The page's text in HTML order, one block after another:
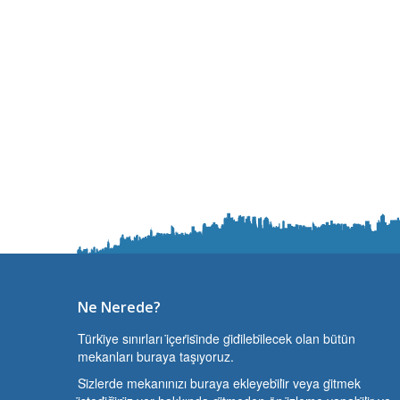
Ne Nerede?
Türki̇ye sınırları i̇çeri̇si̇nde gi̇di̇lebi̇lecek olan bütün
mekanları buraya taşıyoruz.
Si̇zlerde mekanınızı buraya ekleyebi̇li̇r veya gi̇tmek